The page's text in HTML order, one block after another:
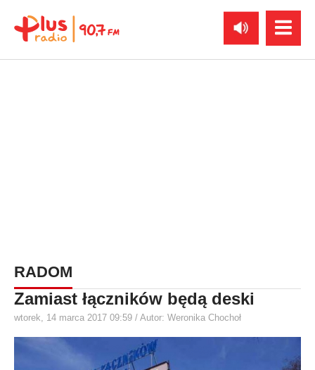
RADOM
Zamiast łączników będą deski
wtorek, 14 marca 2017 09:59 / Autor: Weronika Chochoł